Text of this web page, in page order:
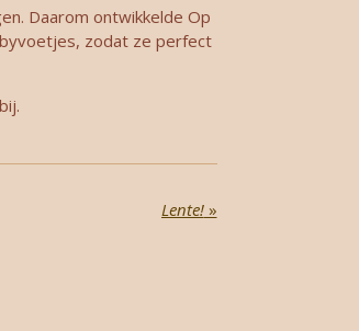
Daarom ontwikkelde Op
zodat ze perfect
Lente!»